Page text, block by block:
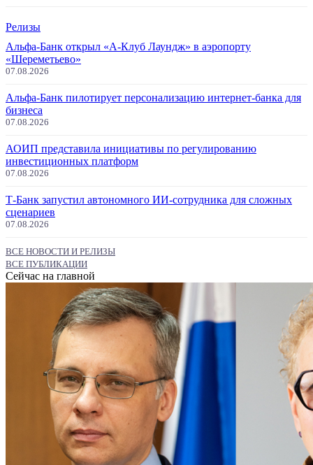
Релизы
Альфа-Банк открыл «А-Клуб Лаундж» в аэропорту
«Шереметьево»
07.08.2026
Альфа-Банк пилотирует персонализацию интернет-банка для
бизнеса
07.08.2026
АОИП представила инициативы по регулированию
инвестиционных платформ
07.08.2026
Т-Банк запустил автономного ИИ-сотрудника для сложных
сценариев
07.08.2026
ВСЕ НОВОСТИ И РЕЛИЗЫ
ВСЕ ПУБЛИКАЦИИ
Сейчас на главной